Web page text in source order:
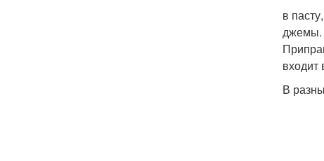
в
джемы.
входит
В